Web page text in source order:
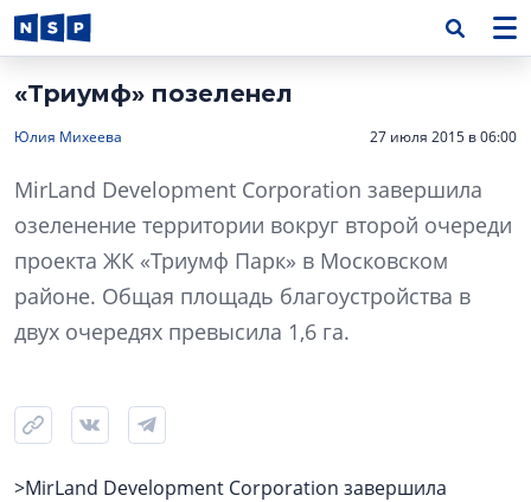
«Триумф» позеленел
Юлия Михеева 27 июля 2015 в 06:00
MirLand Development Corporation завершила
озеленение территории вокруг второй очереди
проекта ЖК «Триумф Парк» в Московском
районе. Общая площадь благоустройства в
двух очередях превысила 1,6 га.
>MirLand Development Corporation завершила